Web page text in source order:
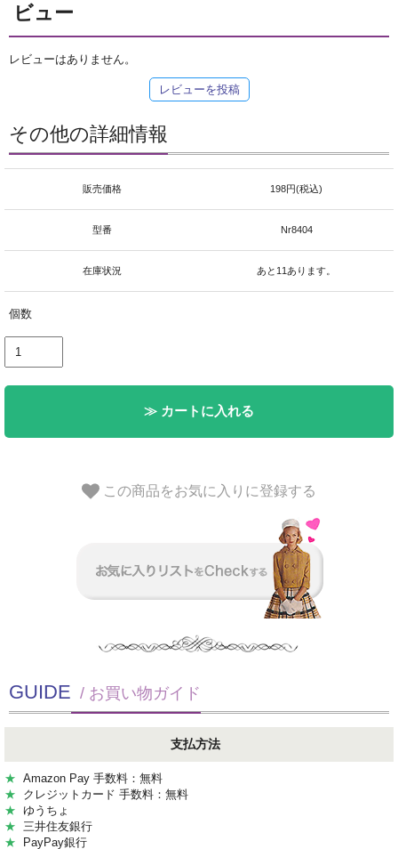
ビュー
レビューはありません。
レビューを投稿
その他の詳細情報
販売価格 198円(税込)
型番 Nr8404
在庫状況 あと11あります。
個数
≫ カートに入れる
この商品をお気に入りに登録する
GUIDE / お買い物ガイド
支払方法
★ Amazon Pay 手数料：無料
★ クレジットカード 手数料：無料
★ ゆうちょ
★ 三井住友銀行
★ PayPay銀行